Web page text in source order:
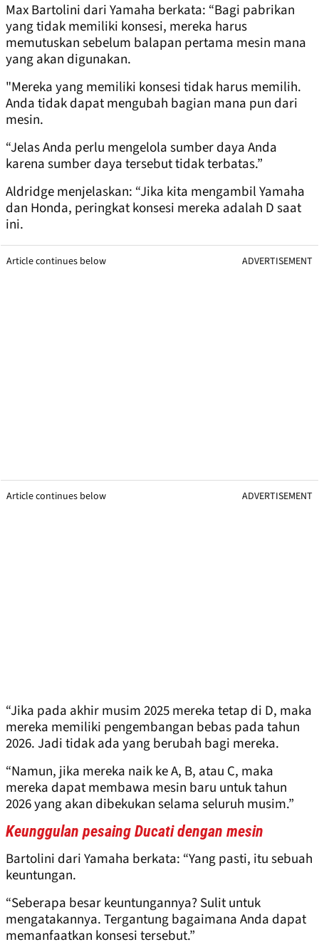
Max Bartolini dari Yamaha berkata: “Bagi pabrikan
yang tidak memiliki konsesi, mereka harus
memutuskan sebelum balapan pertama mesin mana
yang akan digunakan.
"Mereka yang memiliki konsesi tidak harus memilih.
Anda tidak dapat mengubah bagian mana pun dari
mesin.
“Jelas Anda perlu mengelola sumber daya Anda
karena sumber daya tersebut tidak terbatas.”
Aldridge menjelaskan: “Jika kita mengambil Yamaha
dan Honda, peringkat konsesi mereka adalah D saat
ini.
Article continues below ADVERTISEMENT
Article continues below ADVERTISEMENT
“Jika pada akhir musim 2025 mereka tetap di D, maka
mereka memiliki pengembangan bebas pada tahun
2026. Jadi tidak ada yang berubah bagi mereka.
“Namun, jika mereka naik ke A, B, atau C, maka
mereka dapat membawa mesin baru untuk tahun
2026 yang akan dibekukan selama seluruh musim.”
Keunggulan pesaing Ducati dengan mesin
Bartolini dari Yamaha berkata: “Yang pasti, itu sebuah
keuntungan.
“Seberapa besar keuntungannya? Sulit untuk
mengatakannya. Tergantung bagaimana Anda dapat
memanfaatkan konsesi tersebut.”